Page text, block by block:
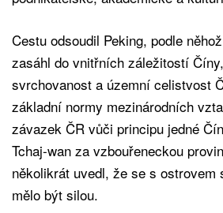
Cestu odsoudil Peking, podle
zasáhl do vnitřních záležitostí
svrchovanost a územní celistvost
základní normy mezinárodních
závazek ČR vůči principu jedné
Tchaj-wan za vzbouřeneckou
několikrát uvedl, že se s ostrovem
mělo být silou.